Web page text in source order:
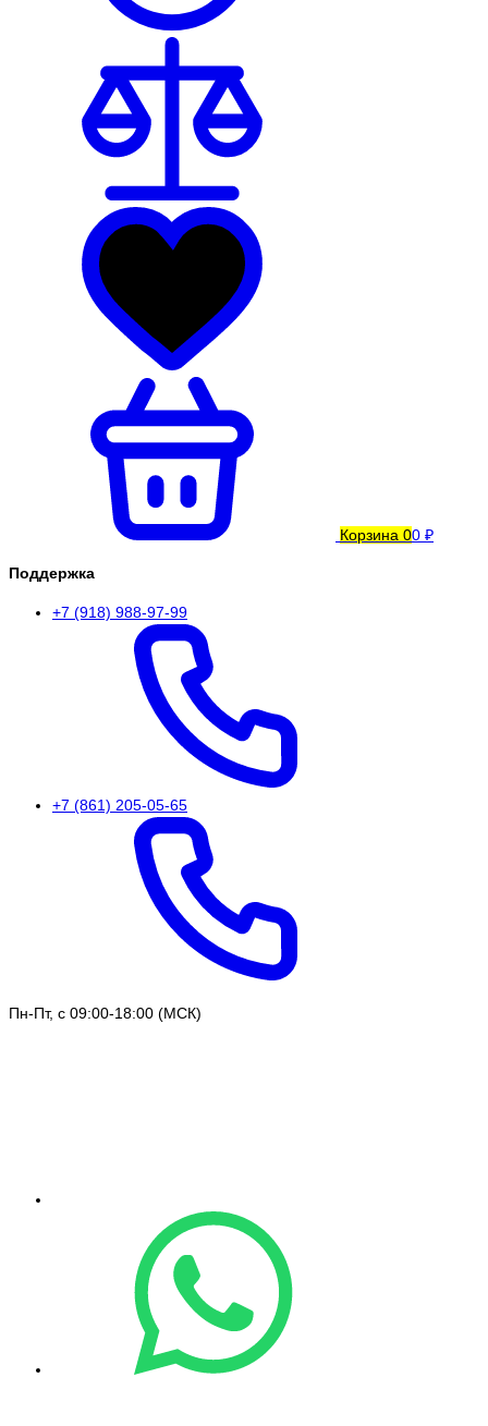
Корзина 00 ₽
Поддержка
+7 (918) 988-97-99
+7 (861) 205-05-65
Пн-Пт, с 09:00-18:00 (МСК)